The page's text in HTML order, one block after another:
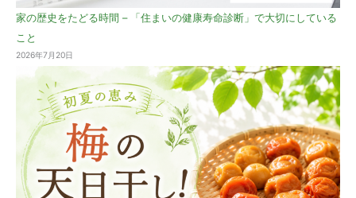
家の歴史をたどる時間 – 「住まいの健康寿命診断」で大切にしている
こと
2026年7月20日